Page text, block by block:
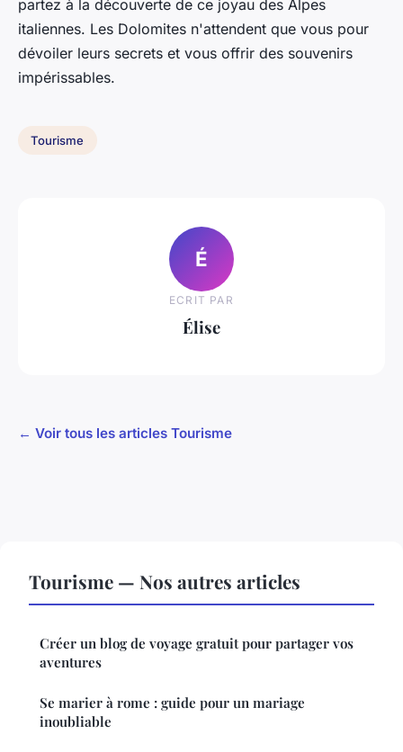
partez à la découverte de ce joyau des Alpes
italiennes. Les Dolomites n'attendent que vous pour
dévoiler leurs secrets et vous offrir des souvenirs
impérissables.
Tourisme
É
ECRIT PAR
Élise
← Voir tous les articles Tourisme
Tourisme — Nos autres articles
Créer un blog de voyage gratuit pour partager vos
aventures
Se marier à rome : guide pour un mariage
inoubliable